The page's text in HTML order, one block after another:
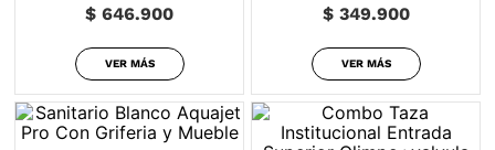
$ 646.900
VER MÁS
$ 349.900
VER MÁS